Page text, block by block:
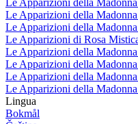
Le Apparizioni della
Le Apparizioni della
Le Apparizioni di Rosa
Le Apparizioni della Madonna
Le Apparizioni della
Le Apparizioni della
Le Apparizioni della Madonna
Lingua
Bokmål